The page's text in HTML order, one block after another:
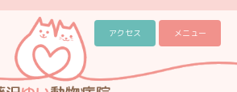
アクセス メニュー